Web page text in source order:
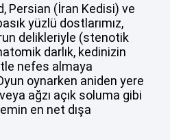
Persian (İran Kedisi) ve
yüzlü dostlarımız,
delikleriyle (stenotik
darlık, kedinizin
nefes almaya
oynarken aniden yere
veya ağzı açık soluma gibi
en net dışa